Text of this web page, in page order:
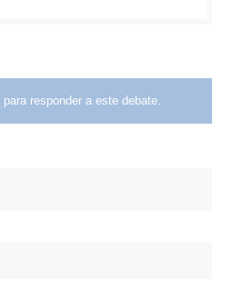
responder a este debate.